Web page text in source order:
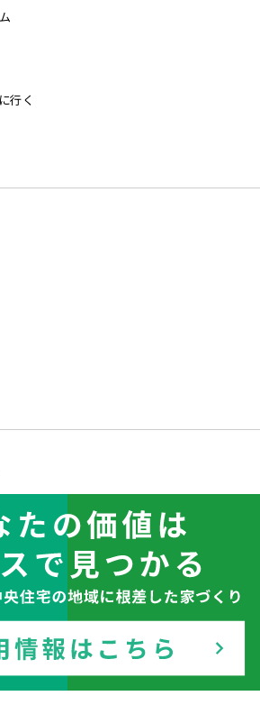
クセス線
ブランドを知る
宮線]
車]
[各駅停車]
]
子～成田]
ン青砥 アイ・ラウンジ
押上線「青砥」駅徒歩8分の駅近プロ
コンを
れます
物件アイコンをクリックすると
見学不可
すぐに入居可能
件
千葉県船橋市
行く